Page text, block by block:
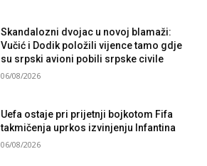
Skandalozni dvojac u novoj blamaži:
Vučić i Dodik položili vijence tamo gdje
su srpski avioni pobili srpske civile
06/08/2026
Uefa ostaje pri prijetnji bojkotom Fifa
takmičenja uprkos izvinjenju Infantina
06/08/2026